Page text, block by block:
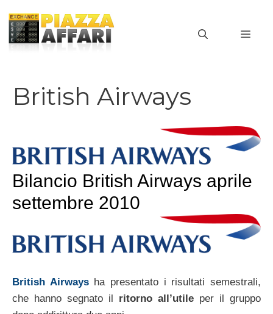
contenuto
British Airways
Bilancio British Airways aprile
settembre 2010
British Airwaysha presentato i risultati semestrali,
che hanno segnato il ritorno all’utile per il gruppo